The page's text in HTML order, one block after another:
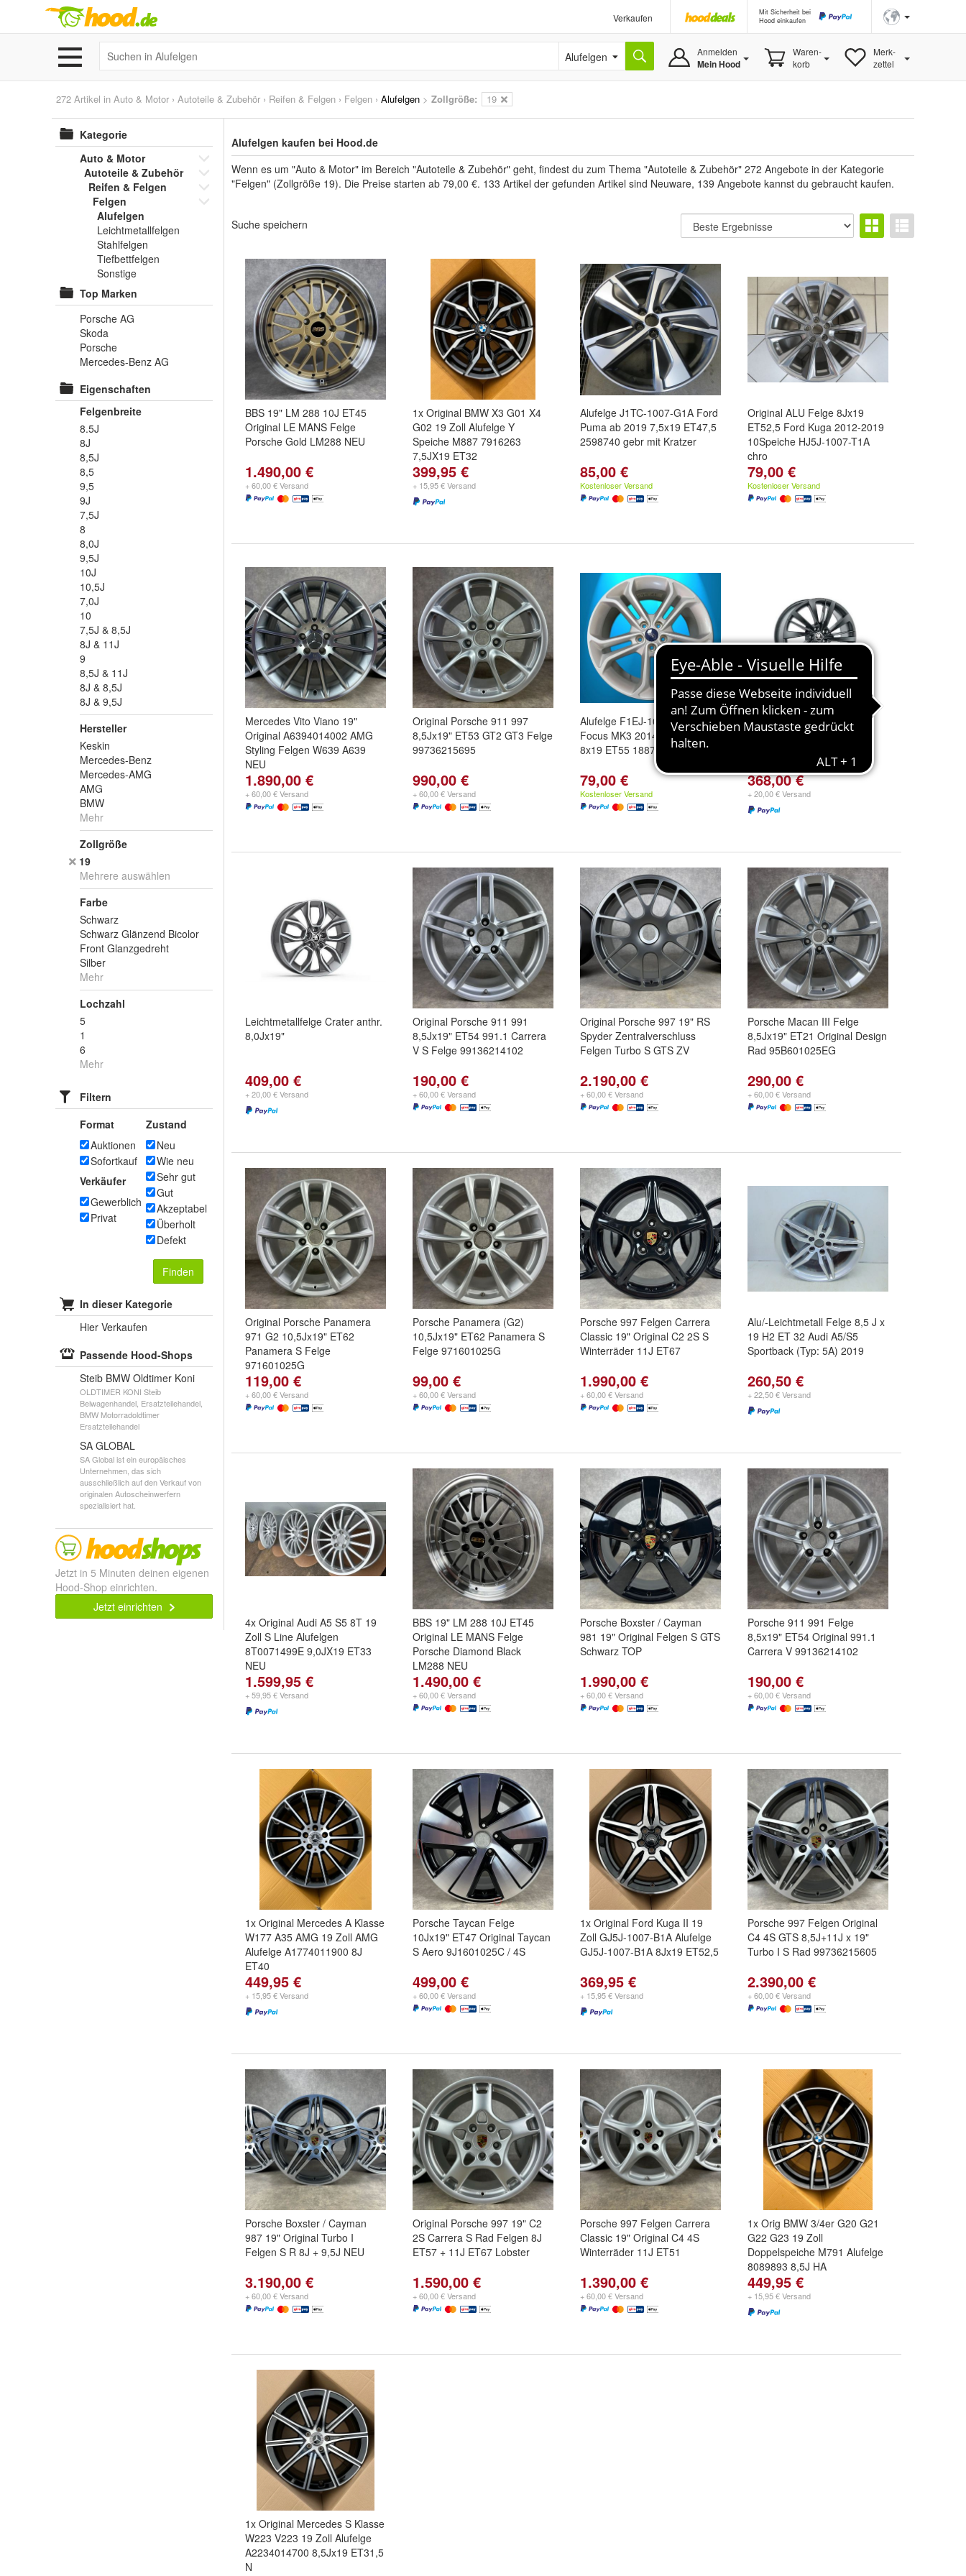
Verkaufen
Mit Sicherheit bei
Hood einkaufen
Alufelgen Anmelden
Mein Hood
Waren-
korb
Merk-
zettel
272 Artikel in Auto & Motor › Autoteile & Zubehör › Reifen & Felgen › Felgen › Alufelgen > Zollgröße: 19
Kategorie
Auto & Motor
Autoteile & Zubehör
Reifen & Felgen
Felgen
Alufelgen
Leichtmetallfelgen
Stahlfelgen
Tiefbettfelgen
Sonstige
Top Marken
Porsche AG
Skoda
Porsche
Mercedes-Benz AG
Eigenschaften
Felgenbreite
8.5J
8J
8,5J
8,5
9,5
9J
7,5J
8
8,0J
9,5J
10J
10,5J
7,0J
10
7,5J & 8,5J
8J & 11J
9
8,5J & 11J
8J & 8,5J
8J & 9,5J
Hersteller
Keskin
Mercedes-Benz
Mercedes-AMG
AMG
BMW
Mehr
Zollgröße
19
Mehrere auswählen
Farbe
Schwarz
Schwarz Glänzend Bicolor
Front Glanzgedreht
Silber
Mehr
Lochzahl
5
1
6
Mehr
Filtern
Format
Auktionen
Sofortkauf
Verkäufer
Gewerblich
Privat
Zustand
Neu
Wie neu
Sehr gut
Gut
Akzeptabel
Überholt
Defekt
Finden
In dieser Kategorie
Hier Verkaufen
Passende Hood-Shops
Steib BMW Oldtimer Koni
OLDTIMER KONI Steib
Beiwagenhandel, Ersatzteilehandel,
BMW Motorradoldtimer
Ersatzteilehandel
SA GLOBAL
SA Global ist ein europäisches
Unternehmen, das sich
ausschließlich auf den Verkauf von
originalen Autoscheinwerfern
spezialisiert hat.
Jetzt in 5 Minuten deinen eigenen
Hood-Shop einrichten.
Jetzt einrichten
Alufelgen kaufen bei Hood.de
Wenn es um "Auto & Motor" im Bereich "Autoteile & Zubehör" geht, findest du zum Thema "Autoteile & Zubehör" 272 Angebote in der Kategorie
"Felgen" (Zollgröße 19). Die Preise starten ab 79,00 €. 133 Artikel der gefunden Artikel sind Neuware, 139 Angebote kannst du gebraucht kaufen.
Suche speichern
BBS 19" LM 288 10J ET45
Original LE MANS Felge
Porsche Gold LM288 NEU
1.490,00 €
+ 60,00 € Versand
1x Original BMW X3 G01 X4
G02 19 Zoll Alufelge Y
Speiche M887 7916263
7,5JX19 ET32
399,95 €
+ 15,95 € Versand
Alufelge J1TC-1007-G1A Ford
Puma ab 2019 7,5x19 ET47,5
2598740 gebr mit Kratzer
85,00 €
Kostenloser Versand
Original ALU Felge 8Jx19
ET52,5 Ford Kuga 2012-2019
10Speiche HJ5J-1007-T1A
chro
79,00 €
Kostenloser Versand
Mercedes Vito Viano 19"
Original A6394014002 AMG
Styling Felgen W639 A639
NEU
1.890,00 €
+ 60,00 € Versand
Original Porsche 911 997
8,5Jx19" ET53 GT2 GT3 Felge
99736215695
990,00 €
+ 60,00 € Versand
Alufelge F1EJ-1007-D1A Ford
Focus MK3 2014-18 silber
8x19 ET55 1887561 B-Ware
79,00 €
Kostenloser Versand
LM-Felge Acamar anthr.
8,0Jx19?, ET44
368,00 €
+ 20,00 € Versand
Leichtmetallfelge Crater anthr.
8,0Jx19"
409,00 €
+ 20,00 € Versand
Original Porsche 911 991
8,5Jx19" ET54 991.1 Carrera
V S Felge 99136214102
190,00 €
+ 60,00 € Versand
Original Porsche 997 19" RS
Spyder Zentralverschluss
Felgen Turbo S GTS ZV
2.190,00 €
+ 60,00 € Versand
Porsche Macan III Felge
8,5Jx19" ET21 Original Design
Rad 95B601025EG
290,00 €
+ 60,00 € Versand
Original Porsche Panamera
971 G2 10,5Jx19" ET62
Panamera S Felge
971601025G
119,00 €
+ 60,00 € Versand
Porsche Panamera (G2)
10,5Jx19" ET62 Panamera S
Felge 971601025G
99,00 €
+ 60,00 € Versand
Porsche 997 Felgen Carrera
Classic 19" Original C2 2S S
Winterräder 11J ET67
1.990,00 €
+ 60,00 € Versand
Alu/-Leichtmetall Felge 8,5 J x
19 H2 ET 32 Audi A5/S5
Sportback (Typ: 5A) 2019
260,50 €
+ 22,50 € Versand
4x Original Audi A5 S5 8T 19
Zoll S Line Alufelgen
8T0071499E 9,0JX19 ET33
NEU
1.599,95 €
+ 59,95 € Versand
BBS 19" LM 288 10J ET45
Original LE MANS Felge
Porsche Diamond Black
LM288 NEU
1.490,00 €
+ 60,00 € Versand
Porsche Boxster / Cayman
981 19" Original Felgen S GTS
Schwarz TOP
1.990,00 €
+ 60,00 € Versand
Porsche 911 991 Felge
8,5x19" ET54 Original 991.1
Carrera V 99136214102
190,00 €
+ 60,00 € Versand
1x Original Mercedes A Klasse
W177 A35 AMG 19 Zoll AMG
Alufelge A1774011900 8J
ET40
449,95 €
+ 15,95 € Versand
Porsche Taycan Felge
10Jx19" ET47 Original Taycan
S Aero 9J1601025C / 4S
499,00 €
+ 60,00 € Versand
1x Original Ford Kuga II 19
Zoll GJ5J-1007-B1A Alufelge
GJ5J-1007-B1A 8Jx19 ET52,5
369,95 €
+ 15,95 € Versand
Porsche 997 Felgen Original
C4 4S GTS 8,5J+11J x 19"
Turbo I S Rad 99736215605
2.390,00 €
+ 60,00 € Versand
Porsche Boxster / Cayman
987 19" Original Turbo I
Felgen S R 8J + 9,5J NEU
3.190,00 €
+ 60,00 € Versand
Original Porsche 997 19" C2
2S Carrera S Rad Felgen 8J
ET57 + 11J ET67 Lobster
1.590,00 €
+ 60,00 € Versand
Porsche 997 Felgen Carrera
Classic 19" Original C4 4S
Winterräder 11J ET51
1.390,00 €
+ 60,00 € Versand
1x Orig BMW 3/4er G20 G21
G22 G23 19 Zoll
Doppelspeiche M791 Alufelge
8089893 8,5J HA
449,95 €
+ 15,95 € Versand
1x Original Mercedes S Klasse
W223 V223 19 Zoll Alufelge
A2234014700 8,5Jx19 ET31,5
N